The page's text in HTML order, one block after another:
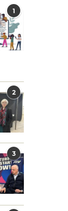
1
2
3